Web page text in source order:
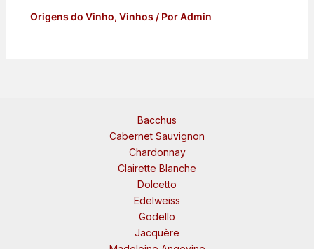
Origens do Vinho, Vinhos / PorAdmin
Bacchus
Cabernet Sauvignon
Chardonnay
Clairette Blanche
Dolcetto
Edelweiss
Godello
Jacquère